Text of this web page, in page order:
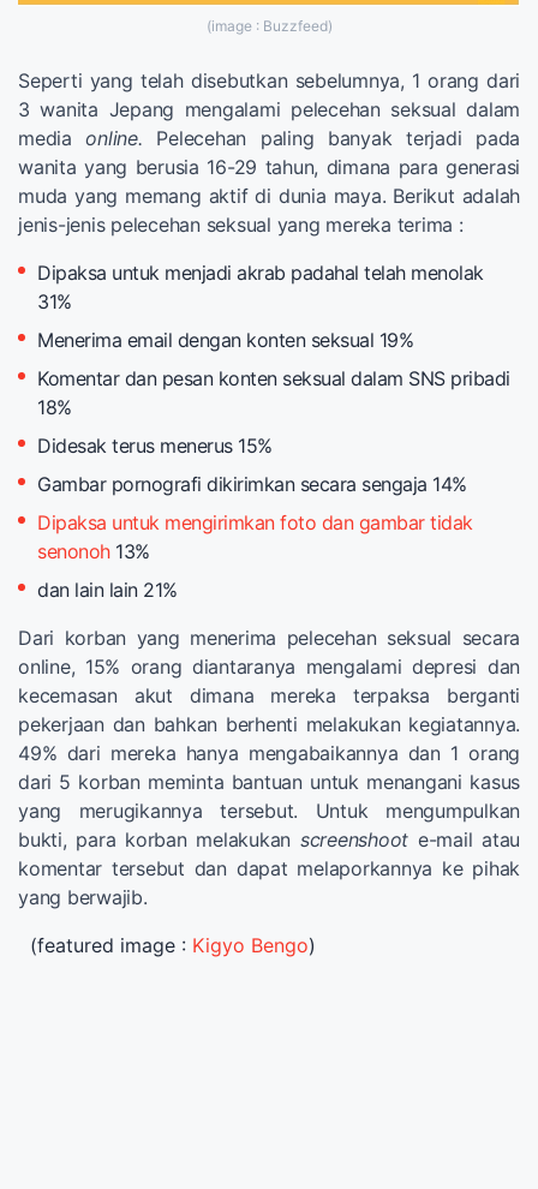
(image : Buzzfeed)
Seperti yang telah disebutkan sebelumnya, 1 orang dari
3 wanita Jepang mengalami pelecehan seksual dalam
mediaonline. Pelecehan paling banyak terjadi pada
wanita yang berusia 16-29 tahun, dimana para generasi
muda yang memang aktif di dunia maya. Berikut adalah
jenis-jenis pelecehan seksual yang mereka terima :
Dipaksa untuk menjadi akrab padahal telah menolak
31%
Menerima email dengan konten seksual 19%
Komentar dan pesan konten seksual dalam SNS pribadi
18%
Didesak terus menerus 15%
Gambar pornografi dikirimkan secara sengaja 14%
Dipaksa untuk mengirimkan foto dan gambar tidak
senonoh13%
dan lain lain 21%
Dari korban yang menerima pelecehan seksual secara
online, 15% orang diantaranya mengalami depresi dan
kecemasan akut dimana mereka terpaksa berganti
pekerjaan dan bahkan berhenti melakukan kegiatannya.
49% dari mereka hanya mengabaikannya dan 1 orang
dari 5 korban meminta bantuan untuk menangani kasus
yang merugikannya tersebut. Untuk mengumpulkan
bukti, para korban melakukan screenshoot e-mail atau
komentar tersebut dan dapat melaporkannya ke pihak
yang berwajib.
(featured image : Kigyo Bengo)